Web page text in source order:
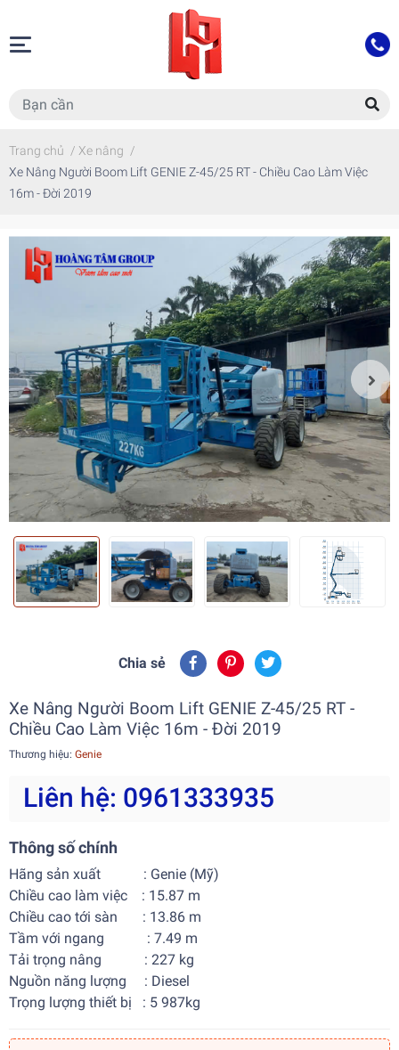
Trang chủ / Xe nâng /
Xe Nâng Người Boom Lift GENIE Z-45/25 RT - Chiều Cao Làm Việc
16m - Đời 2019
Chia sẻ
Xe Nâng Người Boom Lift GENIE Z-45/25 RT -
Chiều Cao Làm Việc 16m - Đời 2019
Thương hiệu: Genie
Liên hệ: 0961333935
Thông số chính
Hãng sản xuất : Genie (Mỹ)
Chiều cao làm việc : 15.87 m
Chiều cao tới sàn : 13.86 m
Tầm với ngang : 7.49 m
Tải trọng nâng : 227 kg
Nguồn năng lượng : Diesel
Trọng lượng thiết bị : 5 987kg